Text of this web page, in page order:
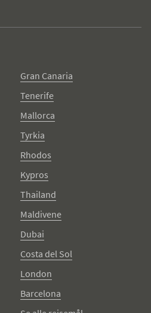
Gran Canaria
Tenerife
Mallorca
Tyrkia
Rhodos
Kypros
Thailand
Maldivene
Dubai
Costa del Sol
London
Barcelona